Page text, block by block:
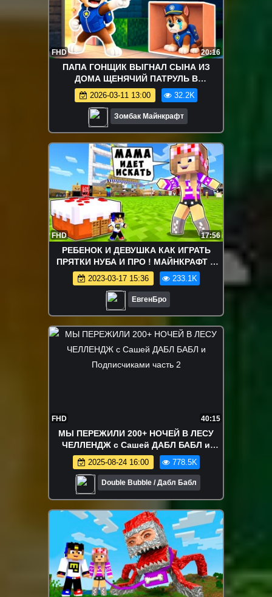
FHD 20:16
ПАПА ГОНЩИК ВЫГНАЛ СЫНА ИЗ
ДОМА ЩЕНЯЧИЙ ПАТРУЛЬ В
МАЙНКРАФТ
2026-03-11 13:00 32.2K
Зомбак Майнкрафт
FHD 17:56
РЕБЕНОК И ДЕВУШКА КАК ИГРАТЬ
ПРЯТКИ НУБА И ПРО ! МАЙНКРАФТ В
РЕАЛЬНОЙ ЖИЗНИ ВИДЕО ТРОЛЛИНГ
MINECRAFT
2023-03-17 15:36 233.1K
ЕвгенБро
FHD 40:15
МЫ ПЕРЕЖИЛИ 200+ НОЧЕЙ В ЛЕСУ
ЧЕЛЛЕНДЖ с Сашей ДАБЛ БАБЛ и
Подписчиками часть 2
2025-08-24 16:00 778.5K
Double Bubble / Дабл Бабл